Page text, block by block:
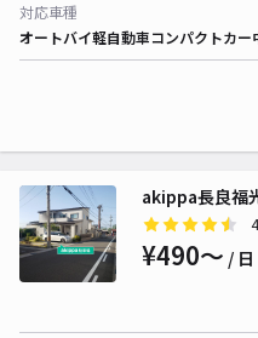
対応車種
オートバイ軽自動車コンパクトカー
akippa長良福
¥490〜 / 日